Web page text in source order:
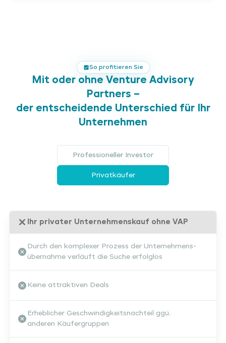
So profitieren Sie
Mit oder ohne Venture Advisory
Partners –
der entscheidende Unterschied für Ihr
Unternehmen
Professioneller Investor
Privatkäufer
Ihr privater Unternehmenskauf ohne VAP
Durch den komplexer Prozess der Unternehmens-
übernahme verläuft die Suche erfolglos
Keine attraktiven Deals
Erheblicher Geschwindigkeitsnachteil ggü.
anderen Käufergruppen